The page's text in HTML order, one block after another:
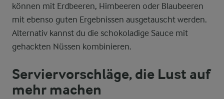
können mit Erdbeeren, Himbeeren oder Blaubeeren
mit ebenso guten Ergebnissen ausgetauscht werden.
Alternativ kannst du die schokoladige Sauce mit
gehackten Nüssen kombinieren.
Serviervorschläge, die Lust auf
mehr machen